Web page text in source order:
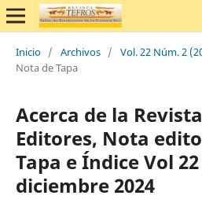
Inicio / Archivos / Vol. 22 Núm. 2
Nota de Tapa
Acerca de la
Editores, Nota
Tapa e Índice Vol
diciembre 2024